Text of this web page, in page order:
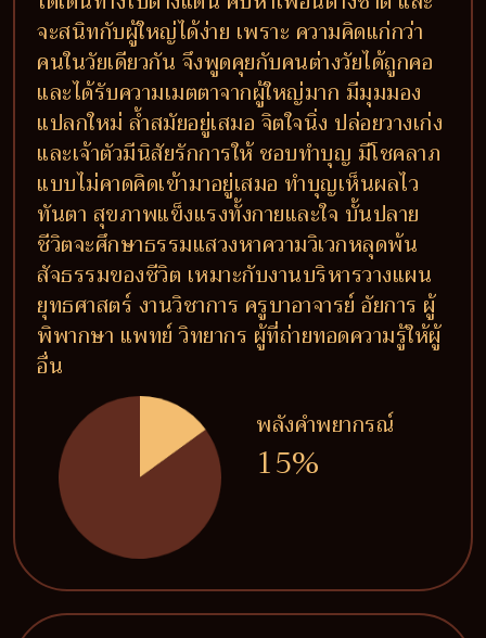
จะสนิทกับผู้ใหญ่ได้ง่าย เพราะ ความคิดแก่กว่า
คนในวัยเดียวกัน จึงพูดคุยกับคนต่างวัยได้ถูกคอ
และได้รับความเมตตาจากผู้ใหญ่มาก มีมุมมอง
แปลกใหม่ ล้ำสมัยอยู่เสมอ จิตใจนิ่ง ปล่อยวางเก่ง
และเจ้าตัวมีนิสัยรักการให้ ชอบทำบุญ มีโชคลาภ
แบบไม่คาดคิดเข้ามาอยู่เสมอ ทำบุญเห็นผลไว
ทันตา สุขภาพแข็งแรงทั้งกายและใจ บั้นปลาย
ชีวิตจะศึกษาธรรมแสวงหาความวิเวกหลุดพ้น
สัจธรรมของชีวิต เหมาะกับงานบริหารวางแผน
ยุทธศาสตร์ งานวิชาการ ครูบาอาจารย์ อัยการ ผู้
พิพากษา แพทย์ วิทยากร ผู้ที่ถ่ายทอดความรู้ให้ผู้
อื่น
พลังคำพยากรณ์
15%